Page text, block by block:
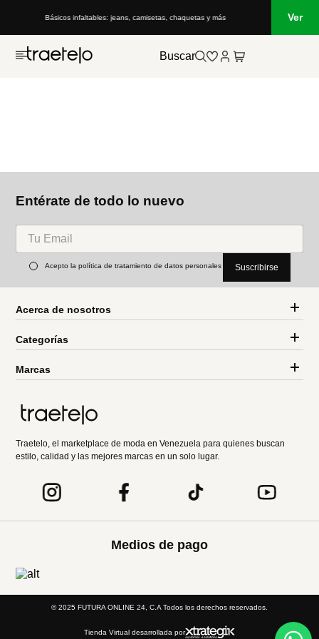
Básicos infaltables: jeans, camisetas, chaquetas y más Ver
Buscar
Entérate de todo lo nuevo
Acepto la política de tratamiento de datos personales Suscribirse
Acerca de nosotros
Categorías
Marcas
Traetelo, el marketplace de moda en Venezuela para quienes buscan
estilo, calidad y las mejores marcas en un solo lugar.
Medios de pago
© 2025 FUTURA ONLINE 24, C.A Todos los derechos reservados.
Tienda Virtual desarrollada por